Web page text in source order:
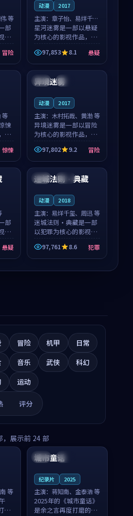
等
部
作
与
节
冒险
动漫 2017
主演： 章子怡、易烊千玺
等
星河迷雾是一部以悬疑
为核心的影视作品，围
绕危机、反转与人物成
长展开，整体节奏紧
凑，值得推荐观看。
97,853 8.1 悬疑
等
悚
围
成
惊悚
中国 杜比
异境迷雾
动漫 2017
主演： 木村拓哉、黄渤 等
异境迷雾是一部以冒险
为核心的影视作品，围
绕危机、反转与人物成
长展开，整体节奏紧
凑，值得推荐观看。
97,802 9.2 冒险
部
作
与
节
悬疑
英国 完结
迷城法则·典藏
动漫 2018
主演： 易烊千玺、周迅 等
迷城法则·典藏是一部
以犯罪为核心的影视作
品，围绕危机、反转与
人物成长展开，整体节
奏紧凑，值得推荐观
97,761 8.6 犯罪
冒险 机甲
日常
音乐 武侠
科幻
运动
评分
，展示前 24 部
等
磨
美国 院线
城市童话
纪录片 2025
主演： 蒋知南、金泰浩 等
2025年的《城市童话》
是余之言再度打磨的喜